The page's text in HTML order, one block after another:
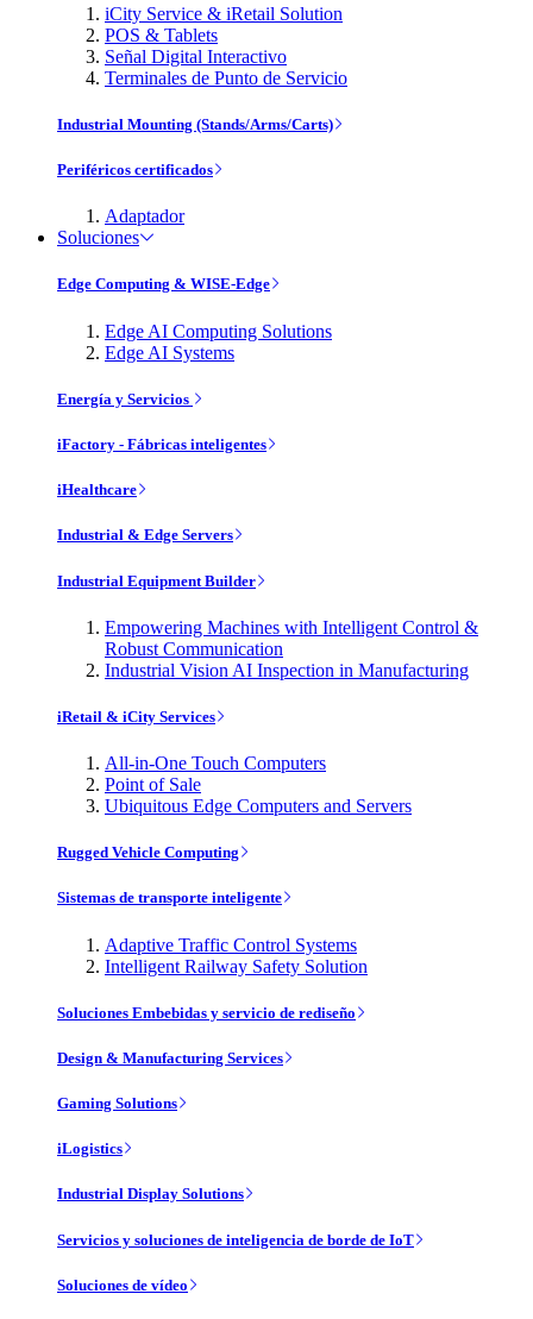
iCity Service & iRetail Solution
POS & Tablets
Señal Digital Interactivo
Terminales de Punto de Servicio
Industrial Mounting (Stands/Arms/Carts)
Periféricos certificados
Adaptador
Soluciones
Edge Computing & WISE-Edge
Edge AI Computing Solutions
Edge AI Systems
Energía y Servicios
iFactory - Fábricas inteligentes
iHealthcare
Industrial & Edge Servers
Industrial Equipment Builder
Empowering Machines with Intelligent Control &
Robust Communication
Industrial Vision AI Inspection in Manufacturing
iRetail & iCity Services
All-in-One Touch Computers
Point of Sale
Ubiquitous Edge Computers and Servers
Rugged Vehicle Computing
Sistemas de transporte inteligente
Adaptive Traffic Control Systems
Intelligent Railway Safety Solution
Soluciones Embebidas y servicio de rediseño
Design & Manufacturing Services
Gaming Solutions
iLogistics
Industrial Display Solutions
Servicios y soluciones de inteligencia de borde de IoT
Soluciones de vídeo